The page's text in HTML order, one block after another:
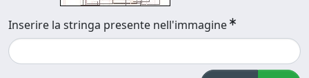
Inserire la stringa presente nell'immagine